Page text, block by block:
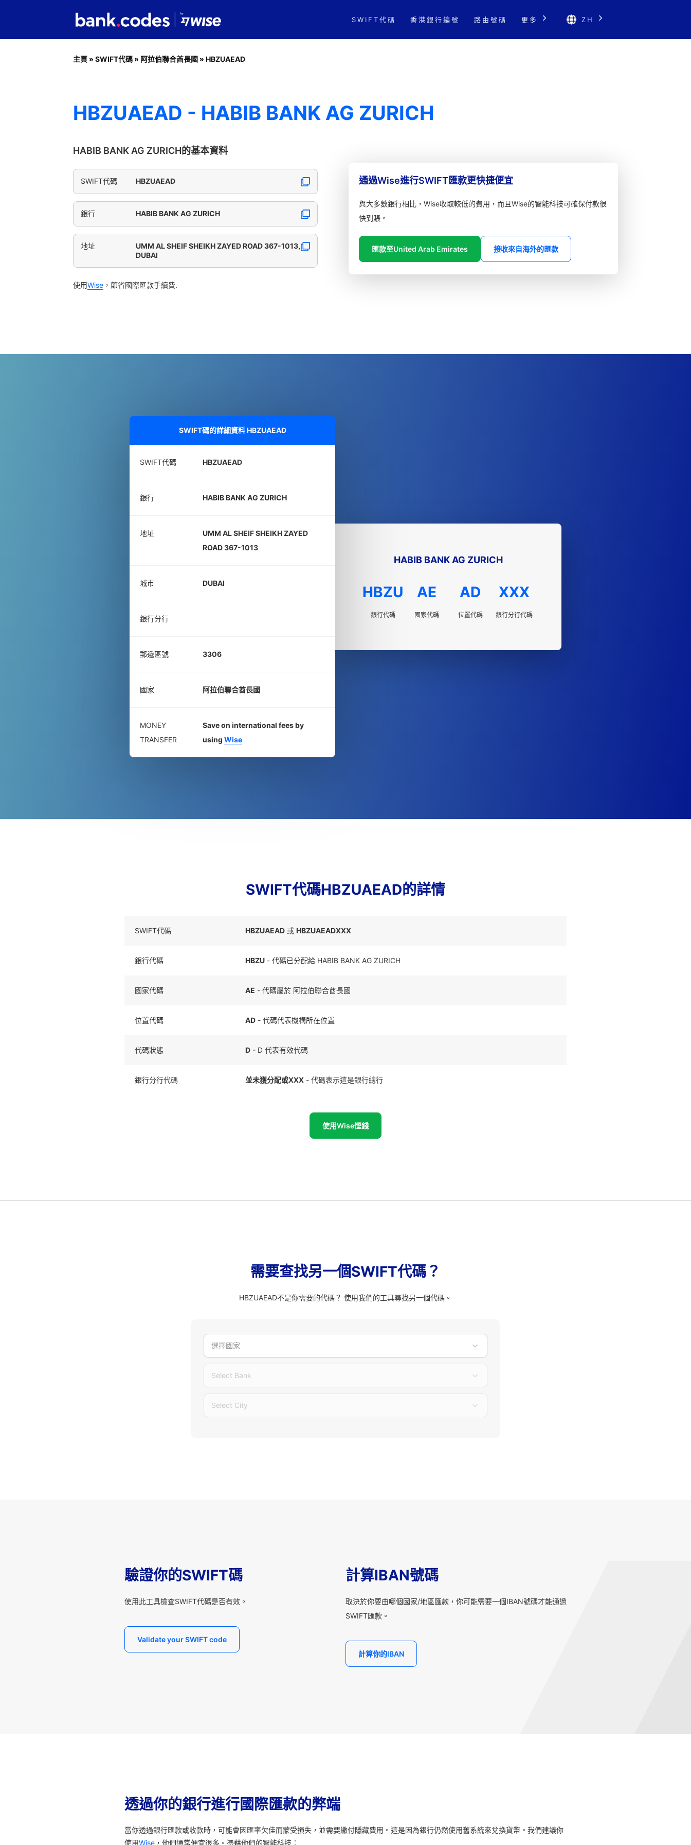
SWIFT代碼 香港銀行編號 路由號碼 更多 ZH
主頁 » SWIFT代碼 » 阿拉伯聯合酋長國 » HBZUAEAD
HBZUAEAD - HABIB BANK AG ZURICH
HABIB BANK AG ZURICH的基本資料
SWIFT代碼 HBZUAEAD
銀行 HABIB BANK AG ZURICH
地址
UMM AL SHEIF SHEIKH ZAYED ROAD 367-1013,
DUBAI
使用Wise ，節省國際匯款手續費.
通過Wise進行SWIFT匯款更快捷便宜
與大多數銀行相比，Wise收取較低的費用，而且Wise的智能科技可確保付款很
快到賬。
匯款至United Arab Emirates 接收來自海外的匯款
SWIFT碼的詳細資料HBZUAEAD
SWIFT代碼 HBZUAEAD
銀行 HABIB BANK AG ZURICH
地址
UMM AL SHEIF SHEIKH ZAYED
ROAD 367-1013
城市 DUBAI
銀行分行
郵遞區號 3306
國家 阿拉伯聯合酋長國
MONEY
TRANSFER
Save on international fees by
using Wise
HABIB BANK AG ZURICH
HBZU
銀行代碼
AE
國家代碼
AD
位置代碼
XXX
銀行分行代碼
SWIFT代碼HBZUAEAD的詳情
SWIFT代碼 HBZUAEAD 或 HBZUAEADXXX
銀行代碼 HBZU - 代碼已分配給 HABIB BANK AG ZURICH
國家代碼 AE - 代碼屬於 阿拉伯聯合酋長國
位置代碼 AD - 代碼代表機構所在位置
代碼狀態 D - D 代表有效代碼
銀行分行代碼 並未獲分配或XXX - 代碼表示這是銀行總行
使用Wise慳錢
需要查找另一個SWIFT代碼？
HBZUAEAD不是你需要的代碼？ 使用我們的工具尋找另一個代碼。
選擇國家
Select Bank
Select City
驗證你的SWIFT碼
使用此工具檢查SWIFT代碼是否有效。
Validate your SWIFT code
計算IBAN號碼
取決於你要由哪個國家/地區匯款，你可能需要一個IBAN號碼才能通過
SWIFT匯款。
計算你的IBAN
透過你的銀行進行國際匯款的弊端
當你透過銀行匯款或收款時，可能會因匯率欠佳而蒙受損失，並需要繳付隱藏費用。這是因為銀行仍然使用舊系統來兌換貨幣。我們建議你
使用Wise ，他們通常便宜很多。憑藉他們的智能科技：